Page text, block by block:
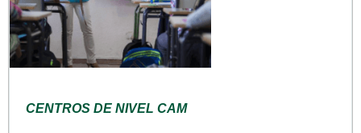
CENTROS DE NIVEL CAM